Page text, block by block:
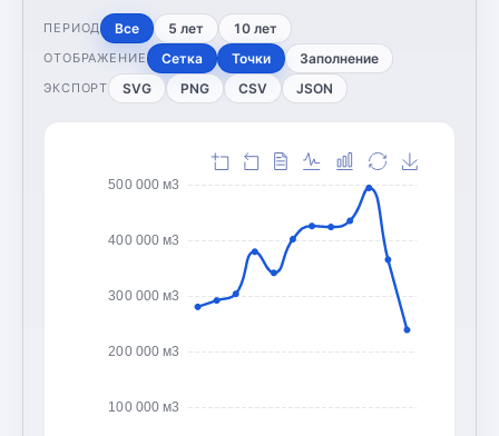
ПЕРИОД Все 5 лет 10 лет
ОТОБРАЖЕНИЕ Сетка Точки Заполнение
ЭКСПОРТ SVG PNG CSV JSON
100 000 м3
200 000 м3
300 000 м3
400 000 м3
500 000 м3